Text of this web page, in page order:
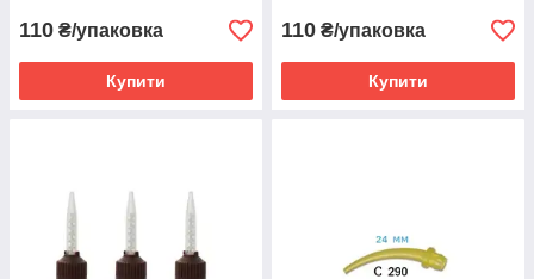
110 ₴/упаковка
Купити
110 ₴/упаковка
Купити